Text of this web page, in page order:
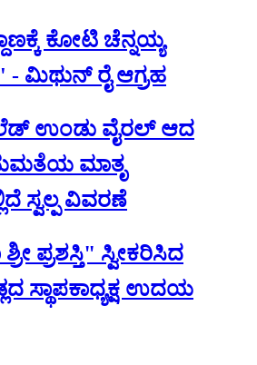
ಕೋಟಿ ಚೆನ್ನಯ್ಯ
- ಮಿಥುನ್ ರೈ ಆಗ್ರಹ
ಉಂಡು ವೈರಲ್ ಆದ
ಮಾತೃ
ಸ್ವಲ್ಪ ವಿವರಣೆ
ಪ್ರಶಸ್ತಿ" ಸ್ವೀಕರಿಸಿದ
ಸ್ಥಾಪಕಾಧ್ಯಕ್ಷ ಉದಯ